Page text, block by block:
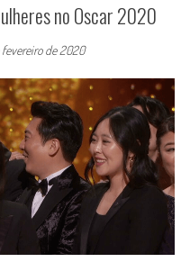
no Oscar 2020
fevereiro de 2020